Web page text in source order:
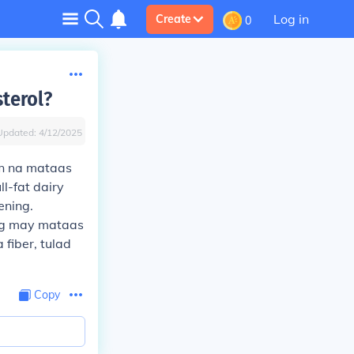
Create 0 Log in
4/12/2025
na mataas
fat dairy
may mataas
fiber, tulad
Copy